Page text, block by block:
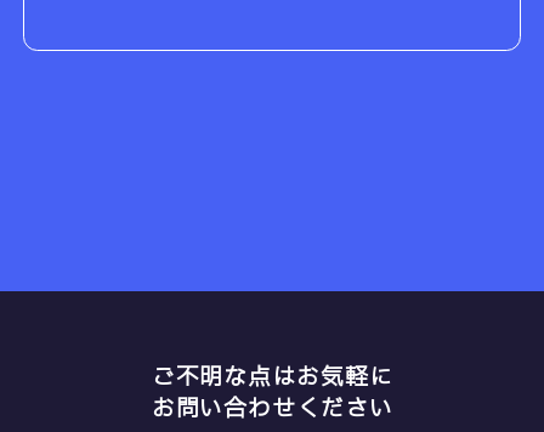
ご不明な点はお気軽に
お問い合わせください